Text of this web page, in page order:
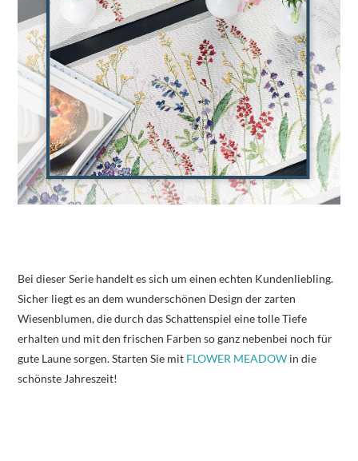
Bei dieser Serie handelt es sich um einen echten Kundenliebling.
Sicher liegt es an dem wunderschönen Design der zarten
Wiesenblumen, die durch das Schattenspiel eine tolle Tiefe
erhalten und mit den frischen Farben so ganz nebenbei noch für
gute Laune sorgen. Starten Sie mit FLOWER MEADOW in die
schönste Jahreszeit!